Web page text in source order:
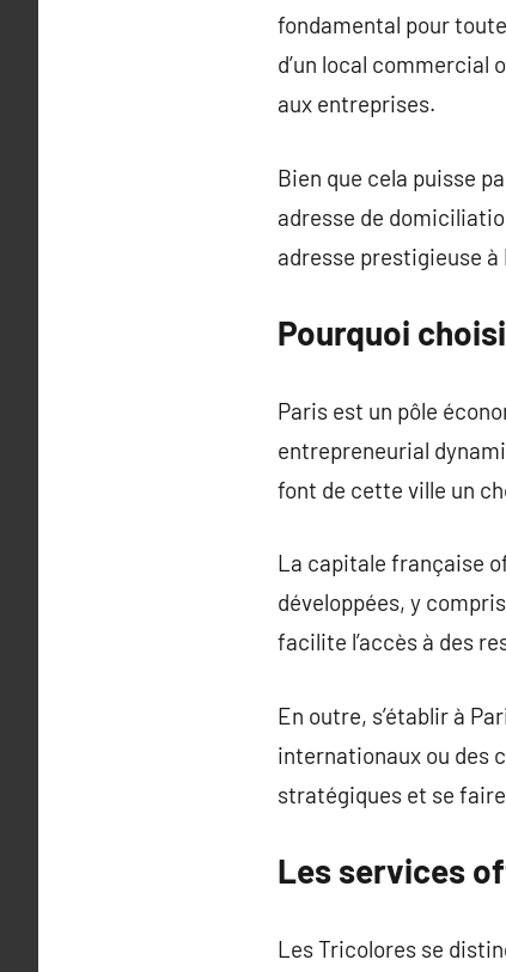
fondamental pour
d’un local commercial
aux entreprises.
Bien que cela puisse
adresse de
adresse prestigieuse
Pourquoi
Paris est un pôle
entrepreneurial
font de cette ville un
La capitale française
développées, y
facilite l’accès à des
En outre, s’établir à
internationaux ou des
stratégiques et se
Les services
Les Tricolores se